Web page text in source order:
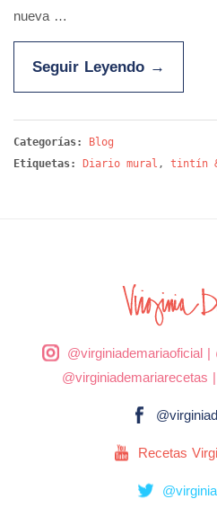
nueva …
Seguir Leyendo →
Categorías:
Blog
Etiquetas:
Diario mural , tintín
@virginiademariaoficial|
@virginiademariarecetas |
Recetas